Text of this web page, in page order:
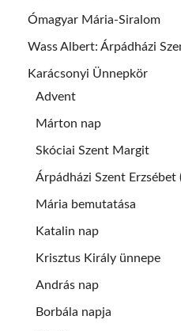
Ómagyar Mária-Siralom
Wass Albert: Árpádházi
Karácsonyi Ünnepkör
Advent
Márton nap
Skóciai Szent Margit
Árpádházi Szent Erzsébet
Mária bemutatása
Katalin nap
Krisztus Király ünnepe
András nap
Borbála napja